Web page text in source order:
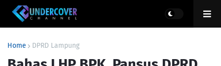
Home DPRD Lampung